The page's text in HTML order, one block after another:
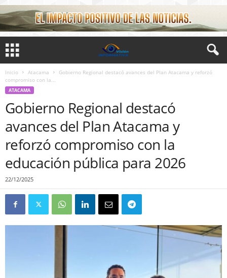
Inicio Atacama
Gobierno Regional destacó avances del Plan Atacama y reforzó
compromiso con la...
ATACAMA
Gobierno Regional destacó
avances del Plan Atacama y
reforzó compromiso con la
educación pública para 2026
22/12/2025